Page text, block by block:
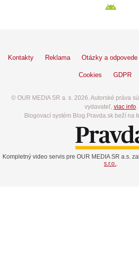
Kontakty Reklama Otázky a odpovede
Cookies GDPR
© OUR MEDIA SR a. s. 2026. Autorské práva
vydavateľ, viac info.
Blogovací systém Blog.Pravda.sk beží na
Kompletný video servis pre OUR MEDIA SR a.s.
s.r.o..